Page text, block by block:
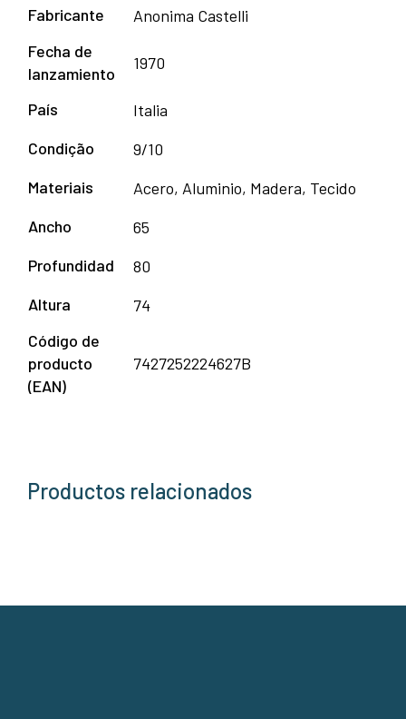
Fabricante
Anonima Castelli
Fecha de
lanzamiento
1970
País
Italia
Condição
9/10
Materiais
Acero, Aluminio, Madera, Tecido
Ancho
65
Profundidad
80
Altura
74
Código de
producto
(EAN)
7427252224627B
Productos relacionados